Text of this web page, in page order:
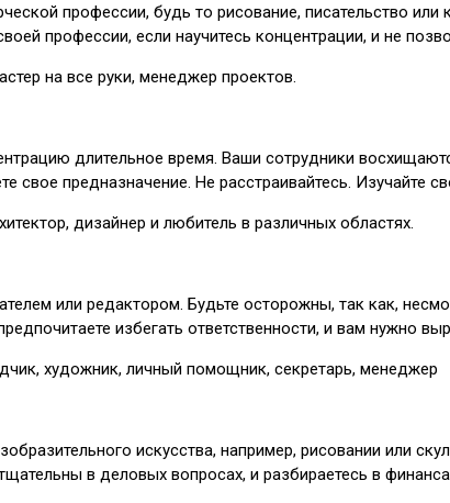
профессии, будь то рисование, писательство
профессии, если научитесь концентрации, и не
на все руки, менеджер проектов.
длительное время. Ваши сотрудники
предназначение. Не расстраивайтесь. Изучайте
дизайнер и любитель в различных областях.
или редактором. Будьте осторожны, так как,
избегать ответственности, и вам нужно
художник, личный помощник, секретарь, менеджер
искусства, например, рисовании или
в деловых вопросах, и разбираетесь в